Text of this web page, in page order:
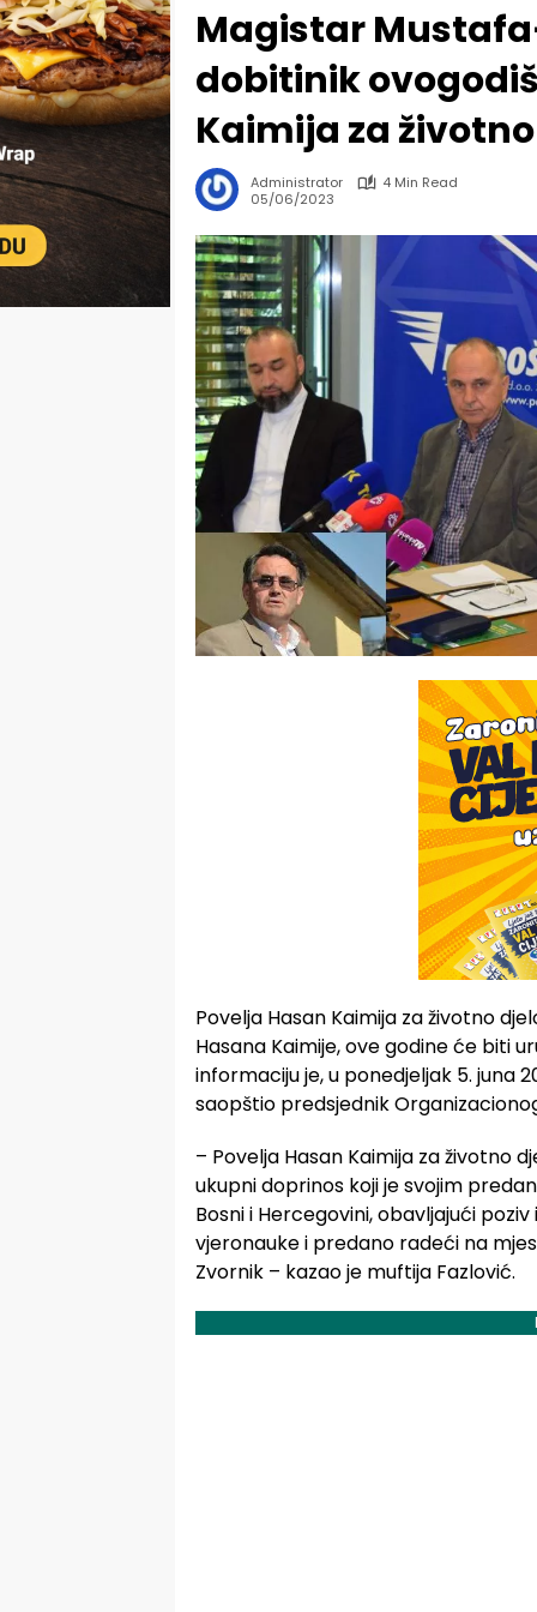
Magistar
dobitinik
Kaimija za
Administrator
4 Min Read
05/06/2023
Povelja Hasan Kaimija za životno
Hasana Kaimije, ove godine će biti
informaciju je, u ponedjeljak 5. juna
saopštio predsjednik
– Povelja Hasan Kaimija za životno
ukupni doprinos koji je svojim
Bosni i Hercegovini, obavljajući
vjeronauke i predano radeći na
Zvornik – kazao je muftija Fazlović.